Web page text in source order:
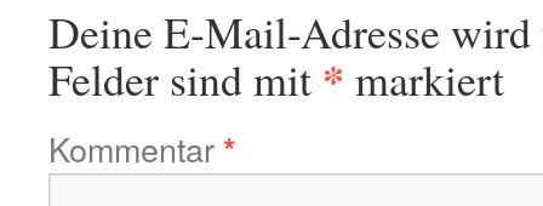
Deine E-Mail-Adresse
Felder sind mit * markiert
Kommentar*